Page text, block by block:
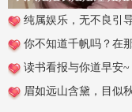
法国国会
28,884
这个视
原创动画
纯属娱乐，无不良引导
你不知道千帆吗？在
读书看报与你道早安~
眉如远山含黛，目似